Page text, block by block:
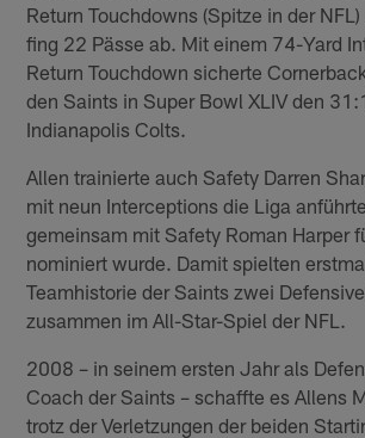
Return Touchdowns (Spitze in der
fing 22 Pässe ab. Mit einem 74-Yard
Return Touchdown sicherte
den Saints in Super Bowl XLIV den
Indianapolis Colts.
Allen trainierte auch Safety Darren
mit neun Interceptions die Liga
gemeinsam mit Safety Roman Harper
nominiert wurde. Damit spielten
Teamhistorie der Saints zwei
zusammen im All-Star-Spiel der NFL.
2008 – in seinem ersten Jahr als
Coach der Saints – schaffte es Allens
trotz der Verletzungen der beiden